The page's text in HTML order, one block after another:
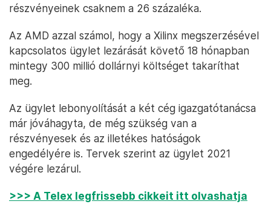
részvényeinek csaknem a 26 százaléka.
Az AMD azzal számol, hogy a Xilinx megszerzésével
kapcsolatos ügylet lezárását követő 18 hónapban
mintegy 300 millió dollárnyi költséget takaríthat
meg.
Az ügylet lebonyolítását a két cég igazgatótanácsa
már jóváhagyta, de még szükség van a
részvényesek és az illetékes hatóságok
engedélyére is. Tervek szerint az ügylet 2021
végére lezárul.
>>> A Telex legfrissebb cikkeit itt olvashatja